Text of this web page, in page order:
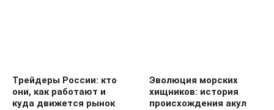
Трейдеры России: кто
они, как работают и
куда движется рынок
Эволюция морских
хищников: история
происхождения акул